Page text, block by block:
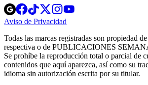
Opens
in
new
Opens
in
new
Opens
in
new
window
Opens
new
windowwindow
Aviso de Privacidad
new
window
Todas las marcas registradas son propiedad
respectiva o de PUBLICACIONES
Se prohíbe la reproducción total o parcial de
contenidos que aquí aparezca, así como su
idioma sin autorización escrita por su titular.